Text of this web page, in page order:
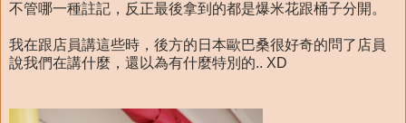
不管哪一種註記，反正最後拿到的都是爆米花跟桶子分開。
我在跟店員講這些時，後方的日本歐巴桑很好奇的問了店員
說我們在講什麼，還以為有什麼特別的.. XD